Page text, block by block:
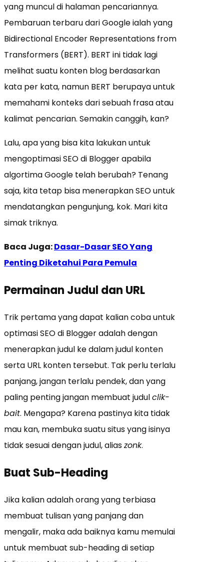
yang muncul di halaman pencariannya.
Pembaruan terbaru dari Google ialah yang
Bidirectional Encoder Representations from
Transformers (BERT). BERT ini tidak lagi
melihat suatu konten blog berdasarkan
kata per kata, namun BERT berupaya untuk
memahami konteks dari sebuah frasa atau
kalimat pencarian. Semakin canggih, kan?
Lalu, apa yang bisa kita lakukan untuk
mengoptimasi SEO di Blogger apabila
algortima Google telah berubah? Tenang
saja, kita tetap bisa menerapkan SEO untuk
mendatangkan pengunjung, kok. Mari kita
simak triknya.
Baca Juga:Dasar-Dasar SEO Yang
Penting Diketahui Para Pemula
Permainan Judul dan URL
Trik pertama yang dapat kalian coba untuk
optimasi SEO di Blogger adalah dengan
menerapkan judul ke dalam judul konten
serta URL konten tersebut. Tak perlu terlalu
panjang, jangan terlalu pendek, dan yang
paling penting jangan membuat judulclik-
bait. Mengapa? Karena pastinya kita tidak
mau kan, membuka suatu situs yang isinya
tidak sesuai dengan judul, aliaszonk.
Buat Sub-Heading
Jika kalian adalah orang yang terbiasa
membuat tulisan yang panjang dan
mengalir, maka ada baiknya kamu memulai
untuk membuat sub-heading di setiap